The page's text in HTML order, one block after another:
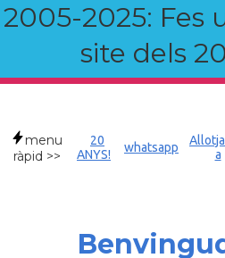
2005-2025: Fes
site dels
menu
ràpid >>
20
ANYS!
whatsapp
a